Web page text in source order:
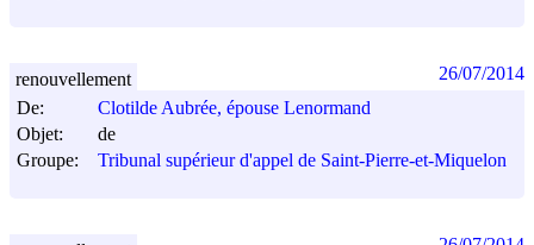
De:
Clotilde Aubrée, épouse Lenormand
Objet:
de
Groupe:
Tribunal supérieur d'appel de Saint-Pierre-et-Miquelon
renouvellement 26/07/2014